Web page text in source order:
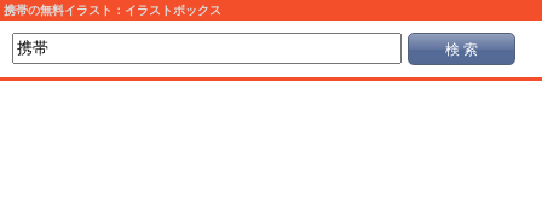
携帯の無料イラスト：イラストボックス
検 索